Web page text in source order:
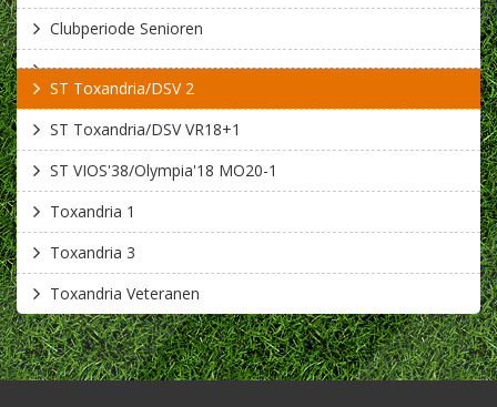
Clubperiode Senioren
ST Toxandria/DSV 2
ST Toxandria/DSV VR18+1
ST VIOS'38/Olympia'18 MO20-1
Toxandria 1
Toxandria 3
Toxandria Veteranen